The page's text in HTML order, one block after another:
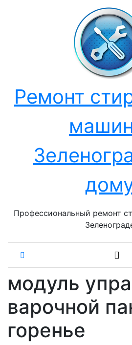
Ремонт
Профессиональный ремонт
модуль
варочной
горенье